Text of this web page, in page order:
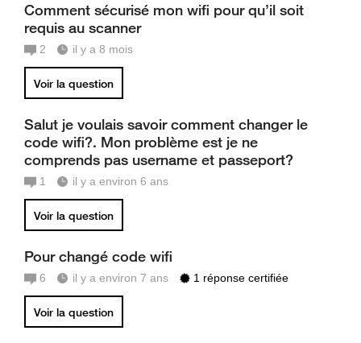
Comment sécurisé mon wifi pour qu’il soit
requis au scanner
2 il y a 8 mois
Voir la question
Salut je voulais savoir comment changer le
code wifi?. Mon problème est je ne
comprends pas username et passeport?
1 il y a environ 6 ans
Voir la question
Pour changé code wifi
6 il y a environ 7 ans 1 réponse certifiée
Voir la question